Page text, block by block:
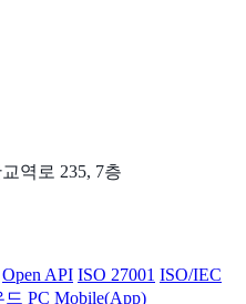
역로 235, 7층
Open API ISO 27001 ISO/IEC
드 PC Mobile(App)